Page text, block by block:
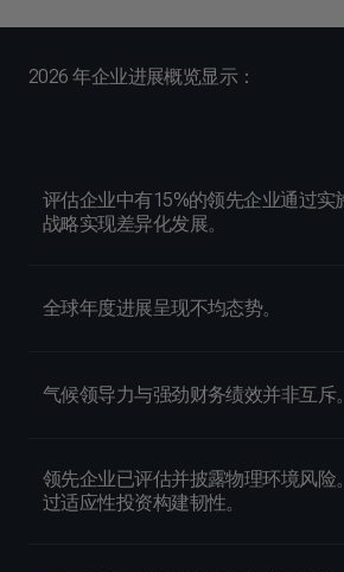
2026 年企业进展概览显示：
评估企业中有15%的领先企业通过实
战略实现差异化发展。
全球年度进展呈现不均态势。
气候领导力与强劲财务绩效并非互斥。
领先企业已评估并披露物理环境风险
过适应性投资构建韧性。